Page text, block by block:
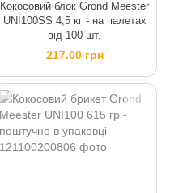
Кокосовий блок Grond Meester
UNI100SS 4,5 кг - на палетах
від 100 шт.
217.00 грн